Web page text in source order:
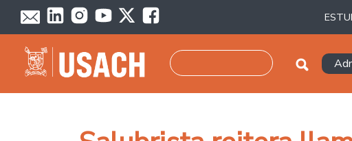
Pasar al contenido principal